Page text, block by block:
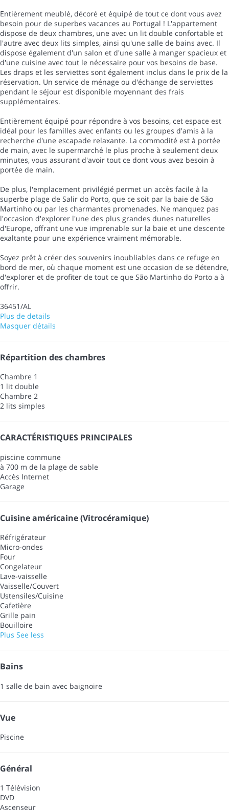
Entièrement meublé, décoré et équipé de tout ce dont vous avez
besoin pour de superbes vacances au Portugal ! L'appartement
dispose de deux chambres, une avec un lit double confortable et
l'autre avec deux lits simples, ainsi qu'une salle de bains avec. Il
dispose également d'un salon et d'une salle à manger spacieux et
d'une cuisine avec tout le nécessaire pour vos besoins de base.
Les draps et les serviettes sont également inclus dans le prix de la
réservation. Un service de ménage ou d'échange de serviettes
pendant le séjour est disponible moyennant des frais
supplémentaires.
Entièrement équipé pour répondre à vos besoins, cet espace est
idéal pour les familles avec enfants ou les groupes d'amis à la
recherche d'une escapade relaxante. La commodité est à portée
de main, avec le supermarché le plus proche à seulement deux
minutes, vous assurant d'avoir tout ce dont vous avez besoin à
portée de main.
De plus, l'emplacement privilégié permet un accès facile à la
superbe plage de Salir do Porto, que ce soit par la baie de São
Martinho ou par les charmantes promenades. Ne manquez pas
l'occasion d'explorer l'une des plus grandes dunes naturelles
d'Europe, offrant une vue imprenable sur la baie et une descente
exaltante pour une expérience vraiment mémorable.
Soyez prêt à créer des souvenirs inoubliables dans ce refuge en
bord de mer, où chaque moment est une occasion de se détendre,
d'explorer et de profiter de tout ce que São Martinho do Porto a à
offrir.
36451/AL
Plus de details
Masquer détails
Répartition des chambres
Chambre 1
1 lit double
Chambre 2
2 lits simples
CARACTÉRISTIQUES PRINCIPALES
piscine commune
à 700 m de la plage de sable
Accès Internet
Garage
Cuisine américaine (Vitrocéramique)
Réfrigérateur
Micro-ondes
Four
Congelateur
Lave-vaisselle
Vaisselle/Couvert
Ustensiles/Cuisine
Cafetière
Grille pain
Bouilloire
Plus See less
Bains
1 salle de bain avec baignoire
Vue
Piscine
Général
1 Télévision
DVD
Ascenseur